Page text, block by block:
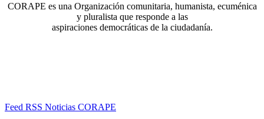
CORAPE es una Organización comunitaria, humanista, ecuménica
y pluralista que responde a las
aspiraciones democráticas de la ciudadanía.
Feed RSS Noticias CORAPE